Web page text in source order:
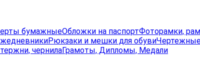
бумажныеОбложки на паспортФоторамки,
Рюкзаки и мешки для обуви
чернилаГрамоты, Дипломы, Медали